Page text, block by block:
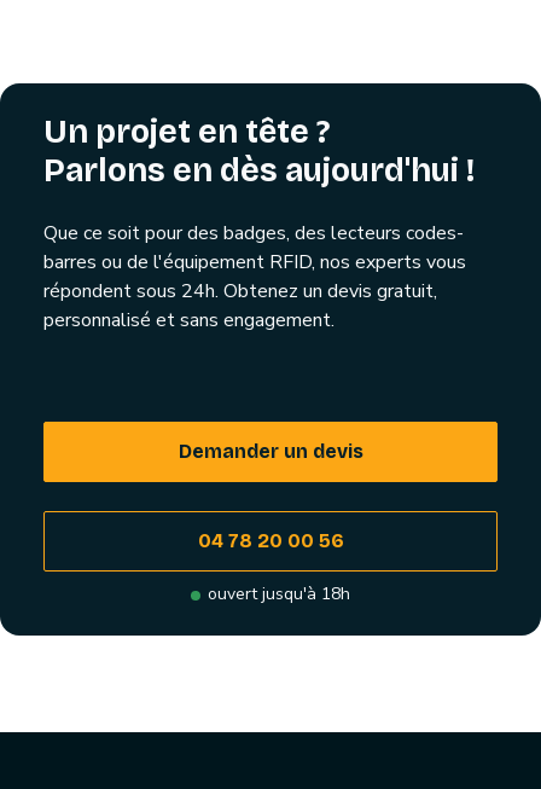
Un projet en tête ?
Parlons en dès aujourd'hui !
Que ce soit pour des badges, des lecteurs codes-
barres ou de l'équipement RFID, nos experts vous
répondent sous 24h. Obtenez un devis gratuit,
personnalisé et sans engagement.
Demander un devis
04 78 20 00 56
ouvert jusqu'à 18h